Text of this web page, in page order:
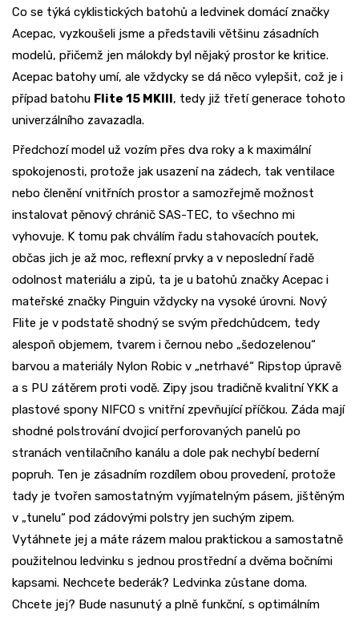
Co se týká cyklistických batohů a ledvinek domácí značky
Acepac, vyzkoušeli jsme a představili většinu zásadních
modelů, přičemž jen málokdy byl nějaký prostor ke kritice.
Acepac batohy umí, ale vždycky se dá něco vylepšit, což je i
případ batohu Flite 15 MKIII , tedy již třetí generace tohoto
univerzálního zavazadla.
Předchozí model už vozím přes dva roky a k maximální
spokojenosti, protože jak usazení na zádech, tak ventilace
nebo členění vnitřních prostor a samozřejmě možnost
instalovat pěnový chránič SAS-TEC, to všechno mi
vyhovuje. K tomu pak chválím řadu stahovacích poutek,
občas jich je až moc, reflexní prvky a v neposlední řadě
odolnost materiálu a zipů, ta je u batohů značky Acepac i
mateřské značky Pinguin vždycky na vysoké úrovni. Nový
Flite je v podstatě shodný se svým předchůdcem, tedy
alespoň objemem, tvarem i černou nebo „šedozelenou“
barvou a materiály Nylon Robic v „netrhavé“ Ripstop úpravě
a s PU zátěrem proti vodě. Zipy jsou tradičně kvalitní YKK a
plastové spony NIFCO s vnitřní zpevňující příčkou. Záda mají
shodné polstrování dvojicí perforovaných panelů po
stranách ventilačního kanálu a dole pak nechybí bederní
popruh. Ten je zásadním rozdílem obou provedení, protože
tady je tvořen samostatným vyjímatelným pásem, jištěným
v „tunelu“ pod zádovými polstry jen suchým zipem.
Vytáhnete jej a máte rázem malou praktickou a samostatně
použitelnou ledvinku s jednou prostřední a dvěma bočními
kapsami. Nechcete bederák? Ledvinka zůstane doma.
Chcete jej? Bude nasunutý a plně funkční, s optimálním